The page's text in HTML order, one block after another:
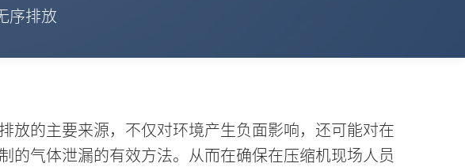
序排放
放的主要来源，不仅对环境产生负面影响，还可能对在
气体泄漏的有效方法。从而在确保在压缩机现场人员